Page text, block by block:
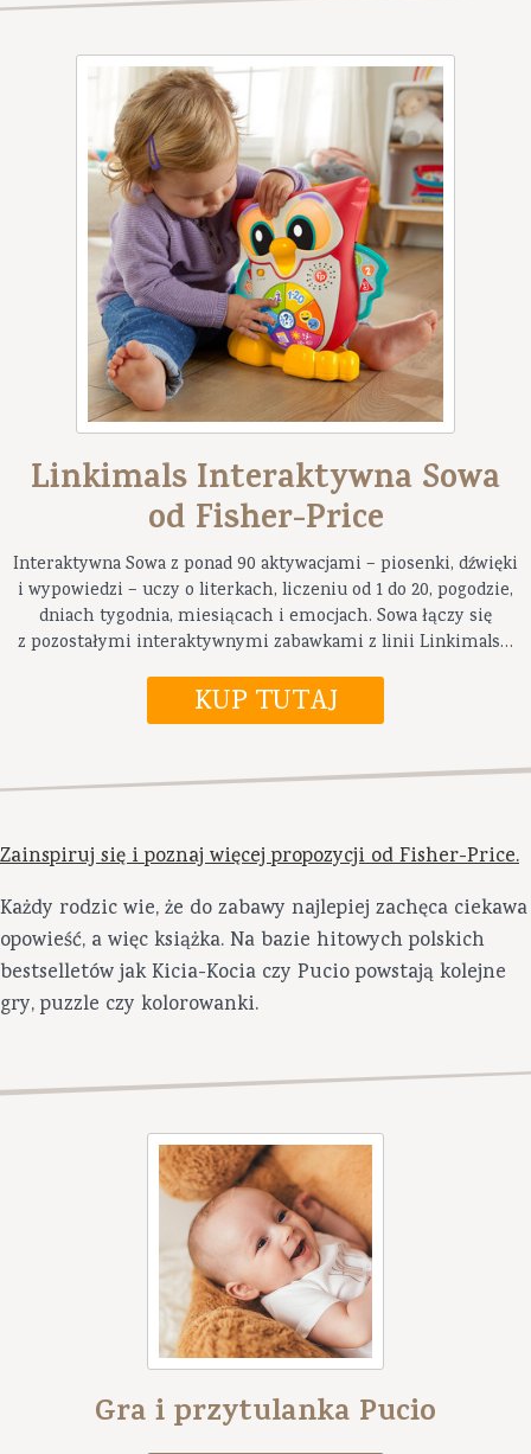
Linkimals Interaktywna Sowa
od Fisher-Price
Interaktywna Sowa z ponad 90 aktywacjami – piosenki, dźwięki
i wypowiedzi – uczy o literkach, liczeniu od 1 do 20, pogodzie,
dniach tygodnia, miesiącach i emocjach. Sowa łączy się
z pozostałymi interaktywnymi zabawkami z linii Linkimals™
Zainspiruj się i poznaj więcej propozycji od Fisher-Price.
Każdy rodzic wie, że do zabawy najlepiej zachęca ciekawa
opowieść, a więc książka. Na bazie hitowych polskich
bestselletów jak Kicia-Kocia czy Pucio powstają kolejne
gry, puzzle czy kolorowanki.
Gra i przytulanka Pucio